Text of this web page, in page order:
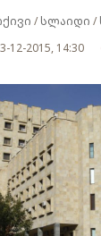
/სლაიდი /
12-2015, 14:30